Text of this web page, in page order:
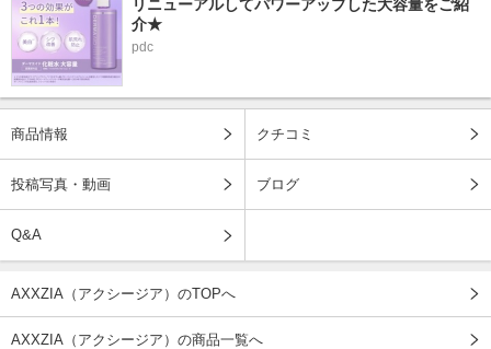
リニューアルしてパワーアップした大容量をご紹
介★
pdc
商品情報 クチコミ
投稿写真・動画 ブログ
Q&A
AXXZIA（アクシージア）のTOPへ
AXXZIA（アクシージア）の商品一覧へ